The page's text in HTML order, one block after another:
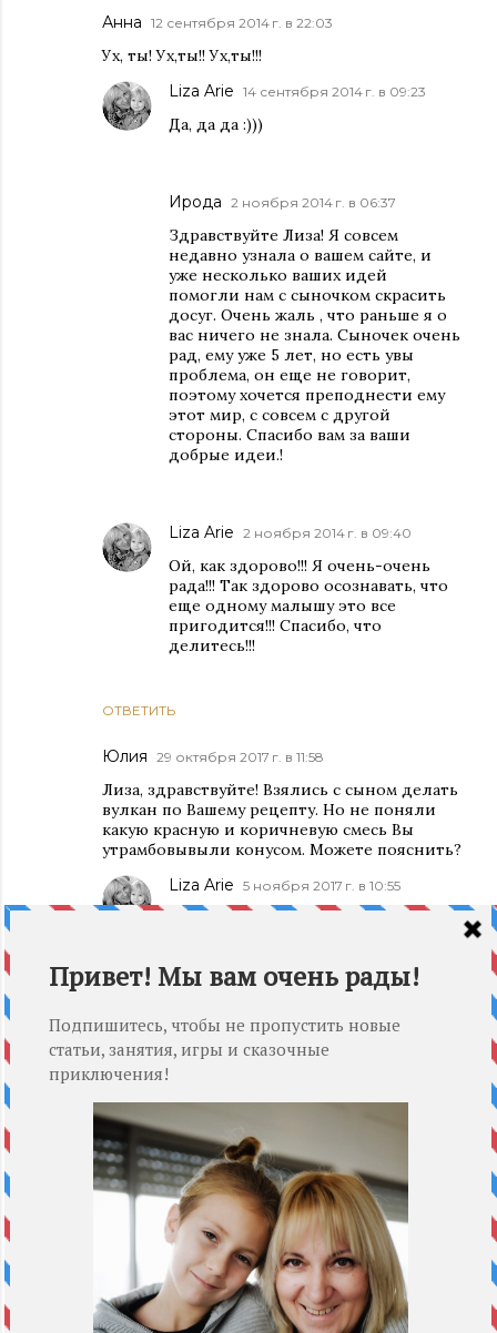
Анна 12 сентября 2014 г. в 22:03
Ух, ты! Ух,ты!! Ух,ты!!!
ОТВЕТИТЬ
Liza Arie 14 сентября 2014 г. в 09:23
Да, да да :)))
Ирода 2 ноября 2014 г. в 06:37
Здравствуйте Лиза! Я совсем
недавно узнала о вашем сайте, и
уже несколько ваших идей
помогли нам с сыночком скрасить
досуг. Очень жаль , что раньше я о
вас ничего не знала. Сыночек очень
рад, ему уже 5 лет, но есть увы
проблема, он еще не говорит,
поэтому хочется преподнести ему
этот мир, с совсем с другой
стороны. Спасибо вам за ваши
добрые идеи.!
Liza Arie 2 ноября 2014 г. в 09:40
Ой, как здорово!!! Я очень-очень
рада!!! Так здорово осознавать, что
еще одному малышу это все
пригодится!!! Спасибо, что
делитесь!!!
Юлия 29 октября 2017 г. в 11:58
Лиза, здравствуйте! Взялись с сыном делать
вулкан по Вашему рецепту. Но не поняли
какую красную и коричневую смесь Вы
утрамбовывыли конусом. Можете пояснить?
ОТВЕТИТЬ
Liza Arie 5 ноября 2017 г. в 10:55
коричневой.